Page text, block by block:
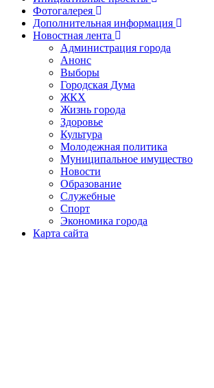
Фотогалерея
Дополнительная информация
Новостная лента
Администрация города
Анонс
Выборы
Городская Дума
ЖКХ
Жизнь города
Здоровье
Культура
Молодежная политика
Муниципальное имущество
Новости
Образование
Служебные
Спорт
Экономика города
Карта сайта